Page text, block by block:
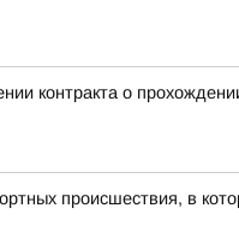
контракта о
происшествия, в